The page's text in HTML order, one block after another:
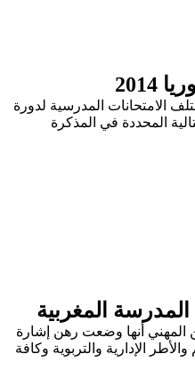
الامتحانات المدرسية لدورة
التالية المحددة في المذكرة
المغربية
المهني أنها وضعت رهن إشارة
والأطر الإدارية والتربوية وكافة